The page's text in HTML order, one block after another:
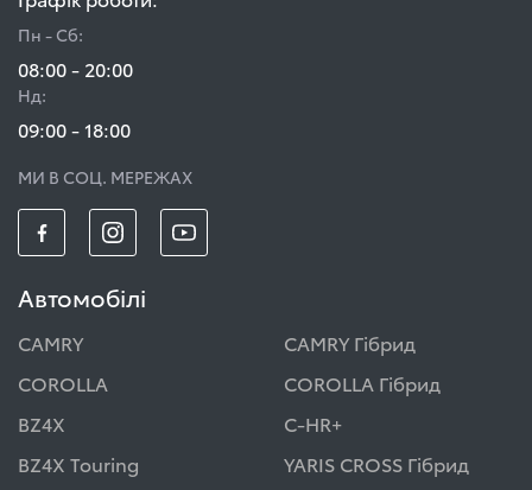
Пн - Сб:
08:00 - 20:00
Нд:
09:00 - 18:00
МИ В СОЦ. МЕРЕЖАХ
Автомобілі
CAMRY
CAMRY Гібрид
COROLLA
COROLLA Гібрид
BZ4X
C-HR+
BZ4X Touring
YARIS CROSS Гібрид